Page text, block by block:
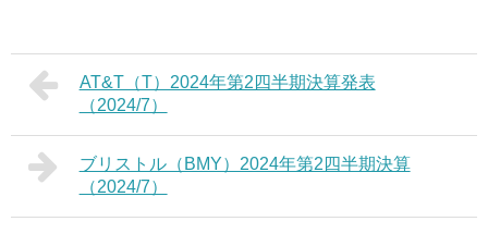
AT&T（T）2024年第2四半期決算発表
（2024/7）
ブリストル（BMY）2024年第2四半期決算
（2024/7）